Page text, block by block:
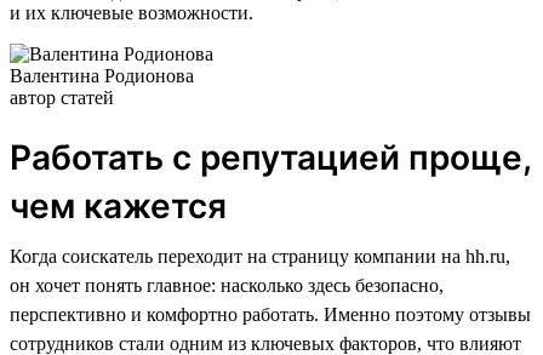
и их ключевые возможности.
Валентина Родионова
автор статей
Работать с репутацией проще,
чем кажется
Когда соискатель переходит на страницу компании на hh.ru,
он хочет понять главное: насколько здесь безопасно,
перспективно и комфортно работать. Именно поэтому отзывы
сотрудников стали одним из ключевых факторов, что влияют